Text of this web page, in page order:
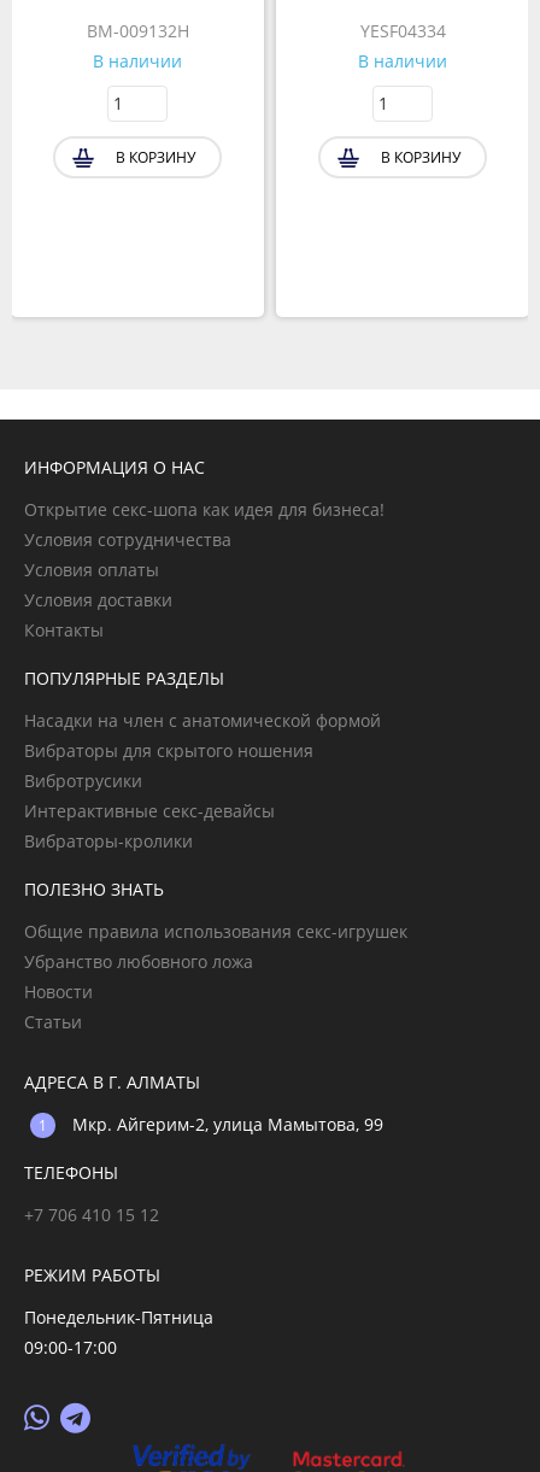
BM-009132H
В наличии
В КОРЗИНУ
YESF04334
В наличии
В КОРЗИНУ
ИНФОРМАЦИЯ О НАС
Открытие секс-шопа как идея для бизнеса!
Условия сотрудничества
Условия оплаты
Условия доставки
Контакты
ПОПУЛЯРНЫЕ РАЗДЕЛЫ
Насадки на член с анатомической формой
Вибраторы для скрытого ношения
Вибротрусики
Интерактивные секс-девайсы
Вибраторы-кролики
ПОЛЕЗНО ЗНАТЬ
Общие правила использования секс-игрушек
Убранство любовного ложа
Новости
Статьи
АДРЕСА В Г. АЛМАТЫ
Мкр. Айгерим-2, улица Мамытова, 99
ТЕЛЕФОНЫ
+7 706 410 15 12
РЕЖИМ РАБОТЫ
Понедельник-Пятница
09:00-17:00